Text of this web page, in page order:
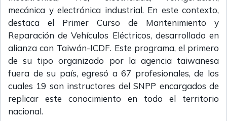
mecánica y electrónica industrial. En este contexto,
destaca el Primer Curso de Mantenimiento y
Reparación de Vehículos Eléctricos, desarrollado en
alianza con Taiwán-ICDF. Este programa, el primero
de su tipo organizado por la agencia taiwanesa
fuera de su país, egresó a 67 profesionales, de los
cuales 19 son instructores del SNPP encargados de
replicar este conocimiento en todo el territorio
nacional.